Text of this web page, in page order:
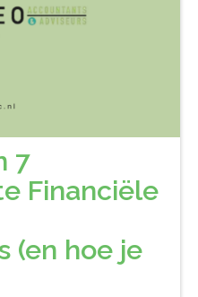
7
Financiële
(en hoe je